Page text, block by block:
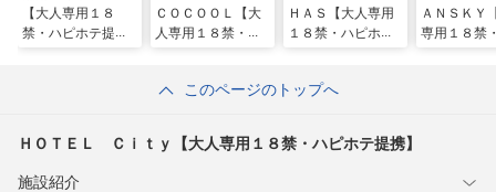
【大人専用１８
禁・ハピホテ提
ＣＯＣＯＯＬ【大
人専用１８禁・ハ
ＨＡＳ【大人専用
１８禁・ハピホテ
ＡＮＳＫＹ
専用１８禁
このページのトップへ
ＨＯＴＥＬ Ｃｉｔｙ【大人専用１８禁・ハピホテ提携】
施設紹介